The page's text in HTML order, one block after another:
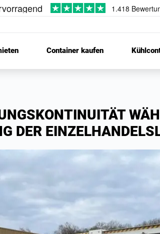
Container kaufen
DER